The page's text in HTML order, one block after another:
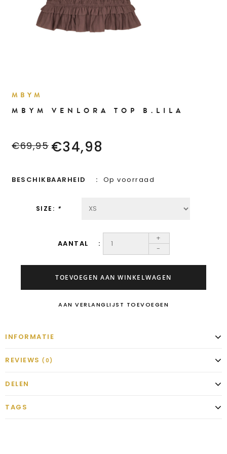
MBYM
MBYM VENLORA TOP B.LILA
€69,95 €34,98
BESCHIKBAARHEID Op voorraad
SIZE: *
AANTAL
+
-
TOEVOEGEN AAN WINKELWAGEN
AAN VERLANGLIJST TOEVOEGEN
INFORMATIE
REVIEWS (0)
DELEN
TAGS